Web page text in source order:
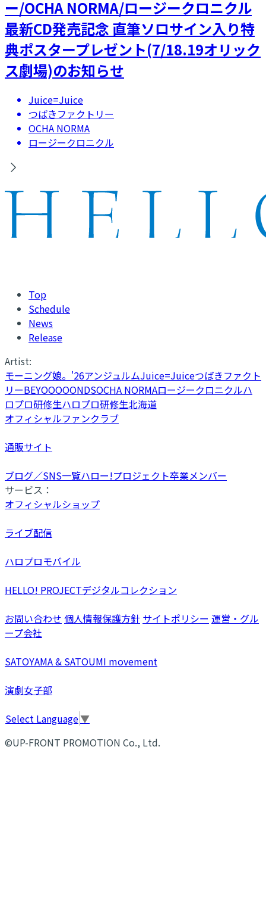
ー/OCHA NORMA/ロージークロニクル
最新CD発売記念 直筆ソロサイン入り特
典ポスタープレゼント(7/18.19オリック
ス劇場)のお知らせ
Juice=Juice
つばきファクトリー
OCHA NORMA
ロージークロニクル
Top
Schedule
News
Release
Artist:
モーニング娘。'26アンジュルムJuice=Juiceつばきファクト
リーBEYOOOOONDSOCHA NORMAロージークロニクルハ
ロプロ研修生ハロプロ研修生北海道
オフィシャルファンクラブ
通販サイト
ブログ／SNS一覧ハロー!プロジェクト卒業メンバー
サービス：
オフィシャルショップ
ライブ配信
ハロプロモバイル
HELLO! PROJECTデジタルコレクション
お問い合わせ 個人情報保護方針 サイトポリシー 運営・グル
ープ会社
SATOYAMA & SATOUMI movement
演劇女子部
Select Language▼
©UP-FRONT PROMOTION Co., Ltd.